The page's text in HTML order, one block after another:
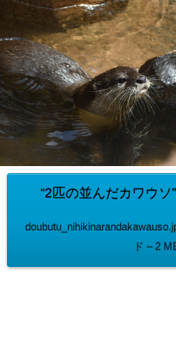
“2匹の並んだカワウソ
ド – 2